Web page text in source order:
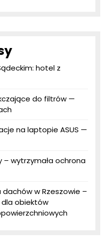
hotel z
do filtrów —
na laptopie ASUS —
wytrzymała ochrona
w Rzeszowie –
obiektów